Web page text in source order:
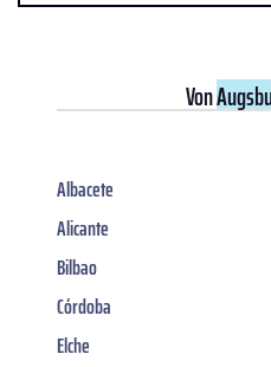
Von
Albacete
Alicante
Bilbao
Córdoba
Elche